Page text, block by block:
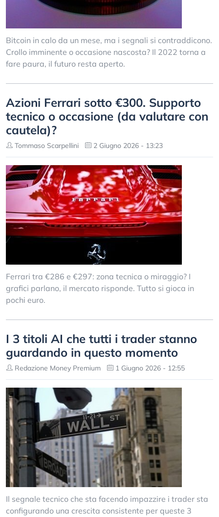
Bitcoin in calo da un mese, ma i segnali si contraddicono.
Crollo imminente o occasione nascosta? Il 2022 torna a
fare paura, il futuro resta aperto.
Azioni Ferrari sotto €300. Supporto
tecnico o occasione (da valutare con
cautela)?
Tommaso Scarpellini 2 Giugno 2026 - 13:23
Ferrari tra €286 e €297: zona tecnica o miraggio? I
grafici parlano, il mercato risponde. Tutto si gioca in
pochi euro.
I 3 titoli AI che tutti i trader stanno
guardando in questo momento
Redazione Money Premium 1 Giugno 2026 - 12:55
Il segnale tecnico che sta facendo impazzire i trader sta
configurando una crescita consistente per queste 3